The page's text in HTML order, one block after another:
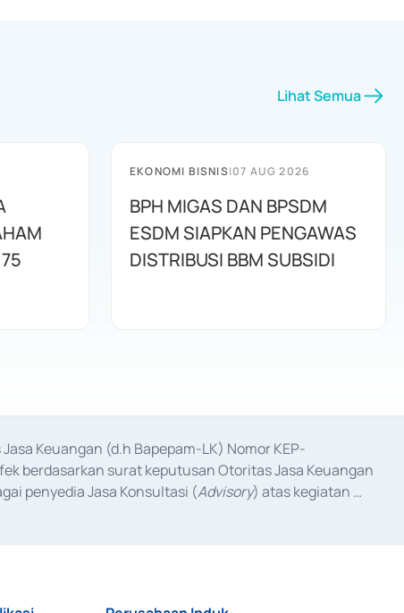
Lihat Semua
EKONOMI BISNIS|07 AUG 2026
BPH MIGAS DAN BPSDM
ESDM SIAPKAN PENGAWAS
DISTRIBUSI BBM SUBSIDI
Keuangan (d.h Bapepam-LK) Nomor KEP-
berdasarkan surat keputusan Otoritas Jasa Keuangan
penyedia Jasa Konsultasi (Advisory) atas kegiatan